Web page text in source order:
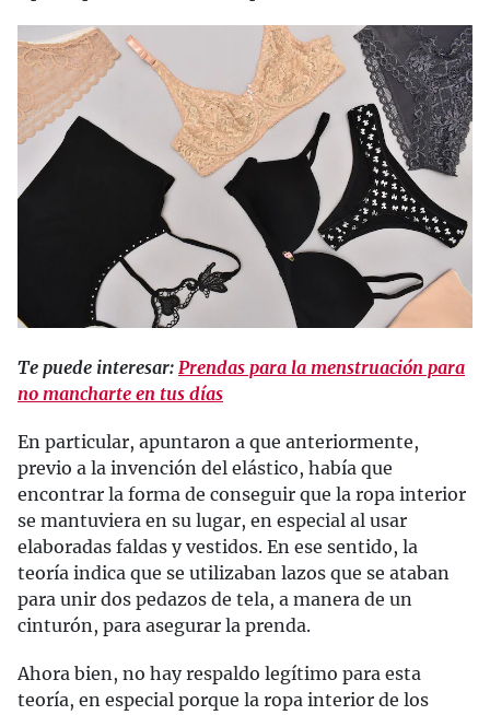
Te puede interesar: Prendas para la menstruación para
no mancharte en tus días
En particular, apuntaron a que anteriormente,
previo a la invención del elástico, había que
encontrar la forma de conseguir que la ropa interior
se mantuviera en su lugar, en especial al usar
elaboradas faldas y vestidos. En ese sentido, la
teoría indica que se utilizaban lazos que se ataban
para unir dos pedazos de tela, a manera de un
cinturón, para asegurar la prenda.
Ahora bien, no hay respaldo legítimo para esta
teoría, en especial porque la ropa interior de los